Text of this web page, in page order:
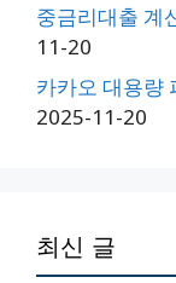
중금리대출 계
11-20
카카오 대용량
2025-11-20
최신 글